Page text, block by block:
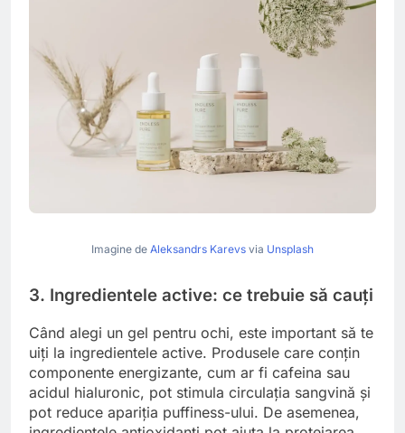
Imagine de Aleksandrs Karevs via Unsplash
3. Ingredientele active: ce trebuie să cauți
Când alegi un gel pentru ochi, este important să te
uiți la ingredientele active. Produsele care conțin
componente energizante, cum ar fi cafeina sau
acidul hialuronic, pot stimula circulația sangvină și
pot reduce apariția puffiness-ului. De asemenea,